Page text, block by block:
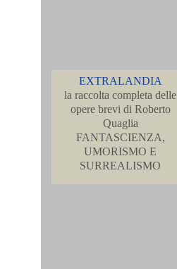
EXTRALANDIA
la raccolta completa delle
opere brevi di Roberto
Quaglia
FANTASCIENZA,
UMORISMO E
SURREALISMO